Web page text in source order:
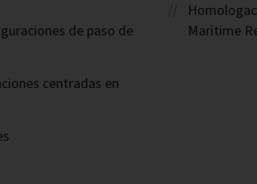
de paso de
centradas en
Maritime